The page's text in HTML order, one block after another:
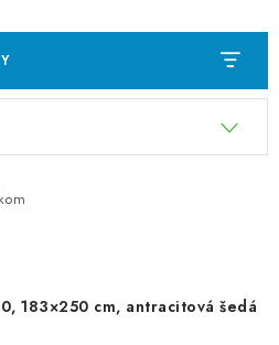
183×250 cm, antracitová šedá